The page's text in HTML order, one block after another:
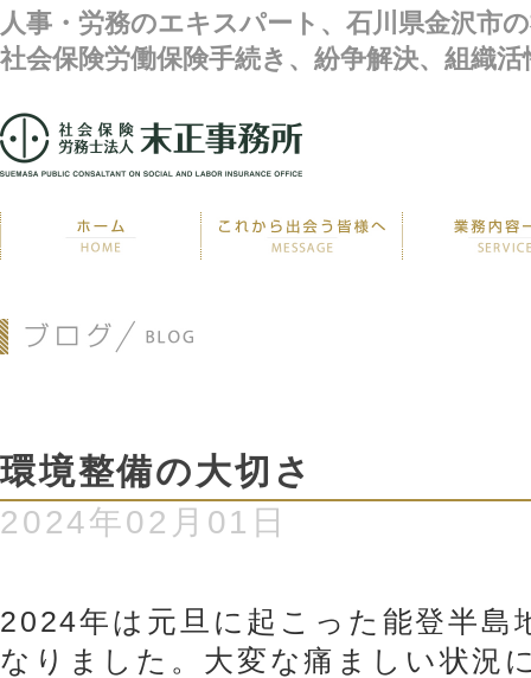
人事・労務のエキスパート、石川県金沢市
社会保険労働保険手続き、紛争解決、組織
環境整備の大切さ
2024年02月01日
2024年は元旦に起こった能登半島
なりました。大変な痛ましい状況